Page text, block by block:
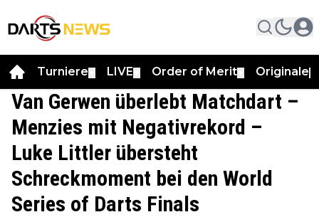
Turniere LIVE Order of Merit Originale
Van Gerwen überlebt Matchdart –
Menzies mit Negativrekord –
Luke Littler übersteht
Schreckmoment bei den World
Series of Darts Finals